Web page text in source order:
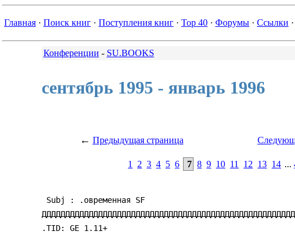
Главная · Поиск книг · Поступления книг · Top 40 · Форумы · Ссылки ·
Конференции - SU.BOOKS
сентябрь 1995 - январь 1996
← Предыдущая страница
1 2 3 4 5 6 7 8 9 10 11 12 13 14 ...
.TID: GE 1.11+